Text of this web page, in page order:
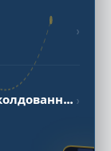
›
Австрия / Зеленое кӯли ва заколдованный подводный вудс ›